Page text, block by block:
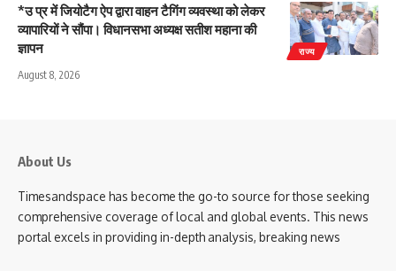
राज्य
*उ प्र में जियोटैग ऐप द्वारा वाहन टैगिंग व्यवस्था को लेकर
व्यापारियों ने सौंपा। विधानसभा अध्यक्ष सतीश महाना की
ज्ञापन
August 8, 2026
About Us
Timesandspace has become the go-to source for those seeking
comprehensive coverage of local and global events. This news
portal excels in providing in-depth analysis, breaking news